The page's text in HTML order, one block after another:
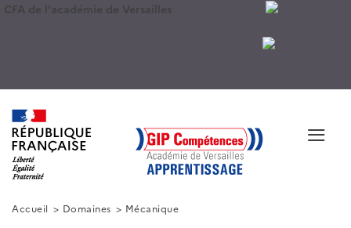
CFA de l'académie de Versailles
≡
Accueil Domaines Mécanique